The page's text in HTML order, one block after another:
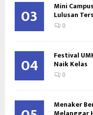
03 Mini
Lulusan
0
04 Festival
Naik Kelas
0
Menaker